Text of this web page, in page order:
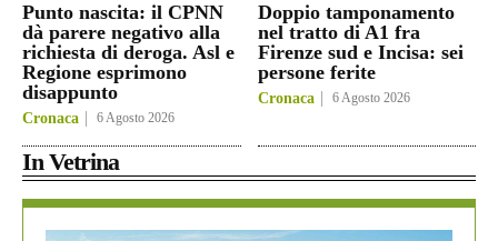
Punto nascita: il CPNN
dà parere negativo alla
richiesta di deroga. Asl e
Regione esprimono
disappunto
Cronaca 6 Agosto 2026
Doppio tamponamento
nel tratto di A1 fra
Firenze sud e Incisa: sei
persone ferite
Cronaca 6 Agosto 2026
In Vetrina